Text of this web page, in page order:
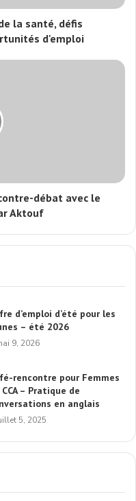
la santé, défis
d'emploi
débat avec le
Aktouf
d’emploi d’été pour les
– été 2026
9, 2026
rencontre pour Femmes
– Pratique de
en anglais
5, 2025